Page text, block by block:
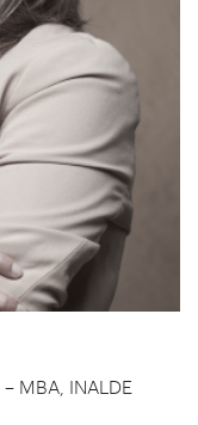
– MBA, INALDE